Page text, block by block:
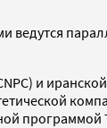
и
программой